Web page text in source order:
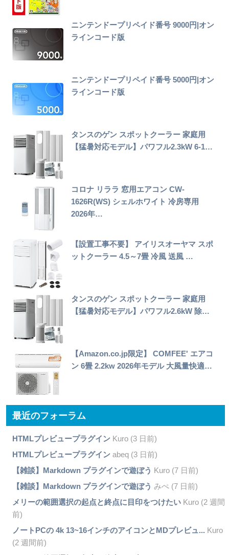
ニンテンドープリペイド番号 9000円|オン
ラインコード版
ニンテンドープリペイド番号 5000円|オン
ラインコード版
タンスのゲン スポットクーラー 家庭用
【猛暑対応モデル】パワフル2.3kW 6-1…
コロナ リララ 窓用エアコン CW-
1626R(WS) シェルホワイト 冷房専用
2026年…
【設置工事不要】 アイリスオーヤマ スポ
ットクーラー 4.5～7畳 冷風 送風 …
タンスのゲン スポットクーラー 家庭用
【猛暑対応モデル】パワフル2.6kW 除…
【Amazon.co.jp限定】 COMFEE' エアコ
ン 6畳 2.2kw 2026年モデル 大風量快適…
最近のフォーラム
HTMLプレビュープラグインKuro (3 日前)
HTMLプレビュープラグインabeq (3 日前)
【雑談】Markdown プラグインで遊ぼう Kuro (7 日前)
【雑談】Markdown プラグインで遊ぼう みぺ (7 日前)
メリーの範囲選択の起点と終点に目印をつけたいKuro (2 週間
前)
ノートPCの 4k 13~16インチのアイコンとMDプレビュ... Kuro
(2 週間前)